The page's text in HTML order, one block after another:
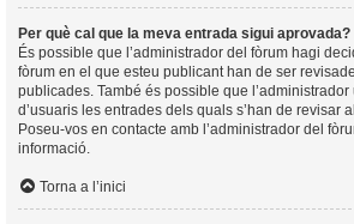
Per què cal que la meva entrada sigui aprovada?
És possible que l’administrador del fòrum hagi
fòrum en el que esteu publicant han de ser
publicades. També és possible que
d’usuaris les entrades dels quals s’han de revisar
Poseu-vos en contacte amb l’administrador del
informació.
Torna a l’inici